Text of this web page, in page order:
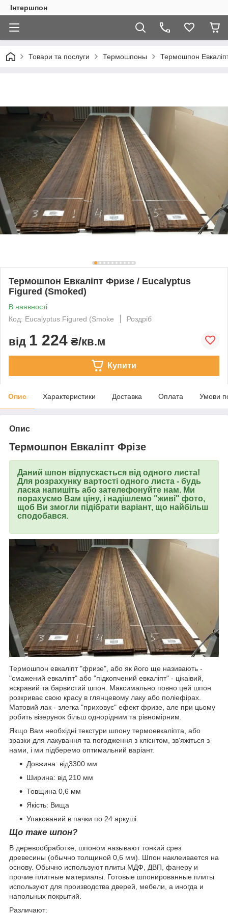
Інтершпон
Товари та послуги Термошпоны Термошпон
Термошпон Евкаліпт Фризе / Eucalyptus
Figured (Smoked)
В наявності
Код: Eucalyptus Figured (Smoke
Роздріб
від 1 224 ₴/кв.м
Купити
Опис Характеристики Доставка Оплата Умови
Опис
Термошпон Евкаліпт Фрізе
Даний шпон відпускається від одного листа!
Для розрахунку вартості одного листа - будь
ласка напишіть або зателефонуйте нам. Ми
порахуємо Вам ціну, і надішлемо "живі" фото,
щоб Ви змогли підібрати варіант, що найбільш
сподобався.
Термошпон евкаліпт "фризе", або як його ще називають -
"смажений евкаліпт" або "підкопчений евкаліпт" - цікаівий,
яскравий та барвистий шпон. Максимально повно цей шпон
розкриває свою красу в глянцевому лаку або поліефірах.
Матовий лак - злегка "приховує" ефект фризе, але при цьому
робить візерунок більш однорідним та рівномірним.
Якщо Вам необхідні текстури шпону термоевкаліпта, або
зразки для лакування та погодження з клієнтом, зв'яжіться з
нами, і ми підберемо оптимальний варіант.
Довжина: від3300 мм
Ширина: від 210 мм
Товщина 0,6 мм
Якість: Вища
Упакований в пачки по 24 аркуші
Що таке шпон?
В деревообработке, шпоном называют тонкий срез
древесины (обычно толщиной 0,6 мм). Шпон наклеивается на
основу. Обычно используют плиты МДФ, ДВП, фанеру и
прочие плитные материалы. Готовые шпонированные плиты
используют для производства дверей, мебели, а иногда и
напольных покрытий.
Различают: